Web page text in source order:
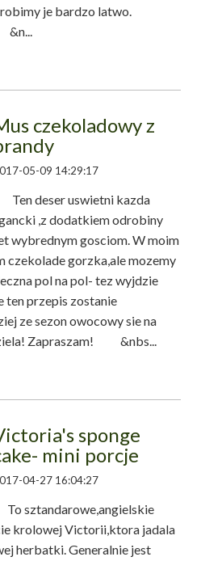
je bardzo latwo.
czekoladowy z
05-09 14:29:17
Ten deser uswietni kazda
,z dodatkiem odrobiny
wybrednym gosciom. W moim
czekolade gorzka,ale mozemy
pol na pol- tez wyjdzie
ten przepis zostanie
ze sezon owocowy sie na
Zapraszam! &nbs...
sponge
mini porcje
04-27 16:04:27
To sztandarowe,angielskie
krolowej Victorii,ktora jadala
herbatki. Generalnie jest